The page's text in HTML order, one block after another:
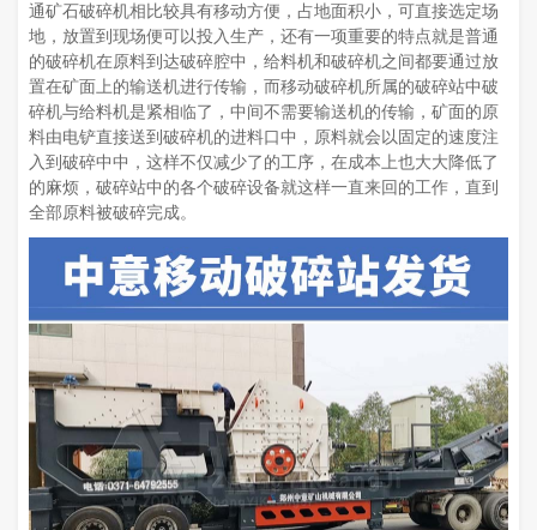
通矿石破碎机相比较具有移动方便，占地面积小，可直接选定场
地，放置到现场便可以投入生产，还有一项重要的特点就是普通
的破碎机在原料到达破碎腔中，给料机和破碎机之间都要通过放
置在矿面上的输送机进行传输，而移动破碎机所属的破碎站中破
碎机与给料机是紧相临了，中间不需要输送机的传输，矿面的原
料由电铲直接送到破碎机的进料口中，原料就会以固定的速度注
入到破碎中中，这样不仅减少了的工序，在成本上也大大降低了
的麻烦，破碎站中的各个破碎设备就这样一直来回的工作，直到
全部原料被破碎完成。